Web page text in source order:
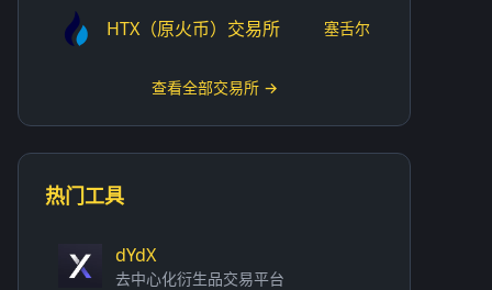
HTX（原火币）交易所 塞舌尔
查看全部交易所 →
热门工具
dYdX
去中心化衍生品交易平台